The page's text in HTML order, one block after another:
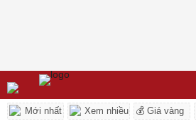
Mới nhất Xem nhiều 💰 Giá vàng